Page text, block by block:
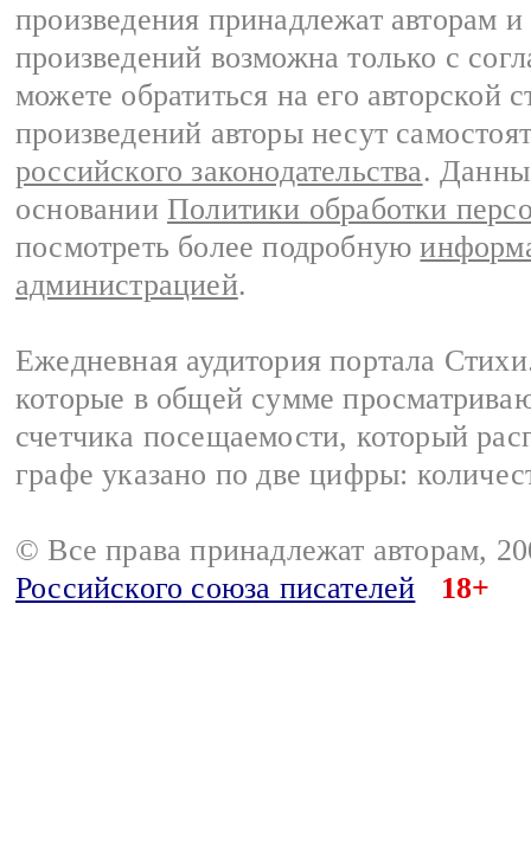
произведения принадлежат авторам
произведений возможна только с
можете обратиться на его авторской
произведений авторы несут
российского законодательства.
основании Политики обработки
посмотреть более подробную
администрацией.
Ежедневная аудитория портала
которые в общей сумме
счетчика посещаемости, который
графе указано по две цифры:
© Все права принадлежат авторам,
Российского союза писателей
18+